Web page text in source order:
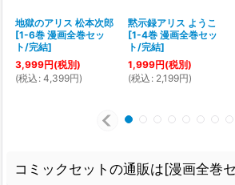
地獄のアリス 松本次郎
[1-6巻 漫画全巻セッ
ト/完結]
3,999円(税別)
(税込 : 4,399円)
黙示録アリス ようこ
[1-4巻 漫画全巻セッ
ト/完結]
1,999円(税別)
(税込 : 2,199円)
コミックセットの通販は[漫画全巻